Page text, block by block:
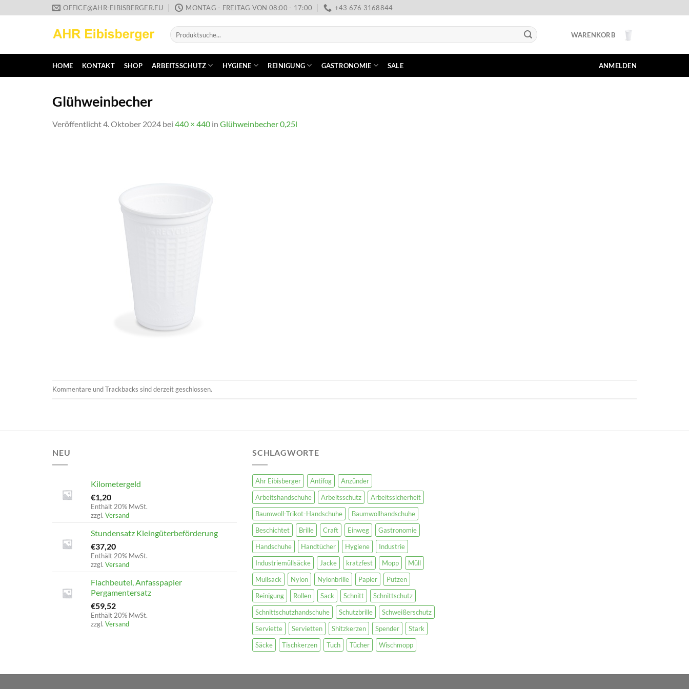
Inhalt
OFFICE@AHR-EIBISBERGER.EU MONTAG - FREITAG VON 08:00 - 17:00 +43 676 3168844
Suche
nach:
WARENKORB
HOME KONTAKT SHOP ARBEITSSCHUTZ HYGIENE REINIGUNG GASTRONOMIE SALE ANMELDEN
Glühweinbecher
Veröffentlicht4. Oktober 2024 bei 440 × 440 in Glühweinbecher 0,25l
Kommentare und Trackbacks sind derzeit geschlossen.
NEU
Kilometergeld
€1,20
Enthält 20% MwSt.
zzgl. Versand
Stundensatz Kleingüterbeförderung
€37,20
Enthält 20% MwSt.
zzgl. Versand
Flachbeutel, Anfasspapier
Pergamentersatz
€59,52
Enthält 20% MwSt.
zzgl. Versand
SCHLAGWORTE
Ahr Eibisberger Antifog
Anzünder
Arbeitshandschuhe
Arbeitsschutz
Arbeitssicherheit
Baumwoll-Trikot-Handschuhe
Baumwollhandschuhe
Beschichtet
Brille Craft Einweg
Gastronomie
Handschuhe
Handtücher Hygiene
Industrie
Industriemüllsäcke
Jacke kratzfest Mopp
Müll
Müllsack
Nylon Nylonbrille Papier
Putzen
Reinigung
Rollen Sack Schnitt
Schnittschutz
Schnittschutzhandschuhe
Schutzbrille
Schweißerschutz
Serviette
Servietten Shitzkerzen Spender
Stark
Säcke
Tischkerzen Tuch Tücher Wischmopp